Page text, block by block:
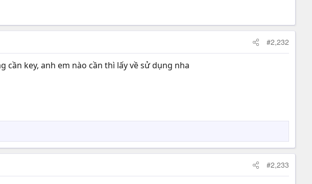
#2,232
cần key, anh em nào cần thì lấy về sử dụng nha
#2,233